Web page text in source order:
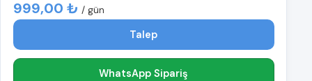
999,00 ₺ / gün
Talep
WhatsApp Sipariş